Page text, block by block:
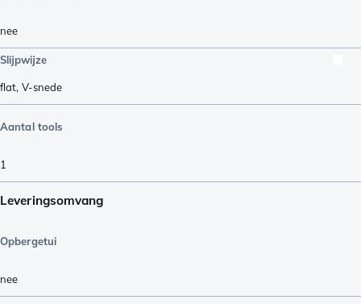
nee
Slijpwijze
flat, V-snede
Aantal tools
1
Leveringsomvang
Opbergetui
nee